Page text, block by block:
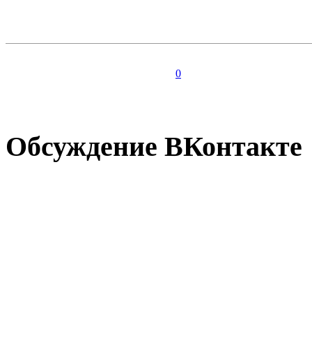
0
Обсуждение ВКонтакте